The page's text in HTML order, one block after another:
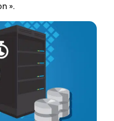
».